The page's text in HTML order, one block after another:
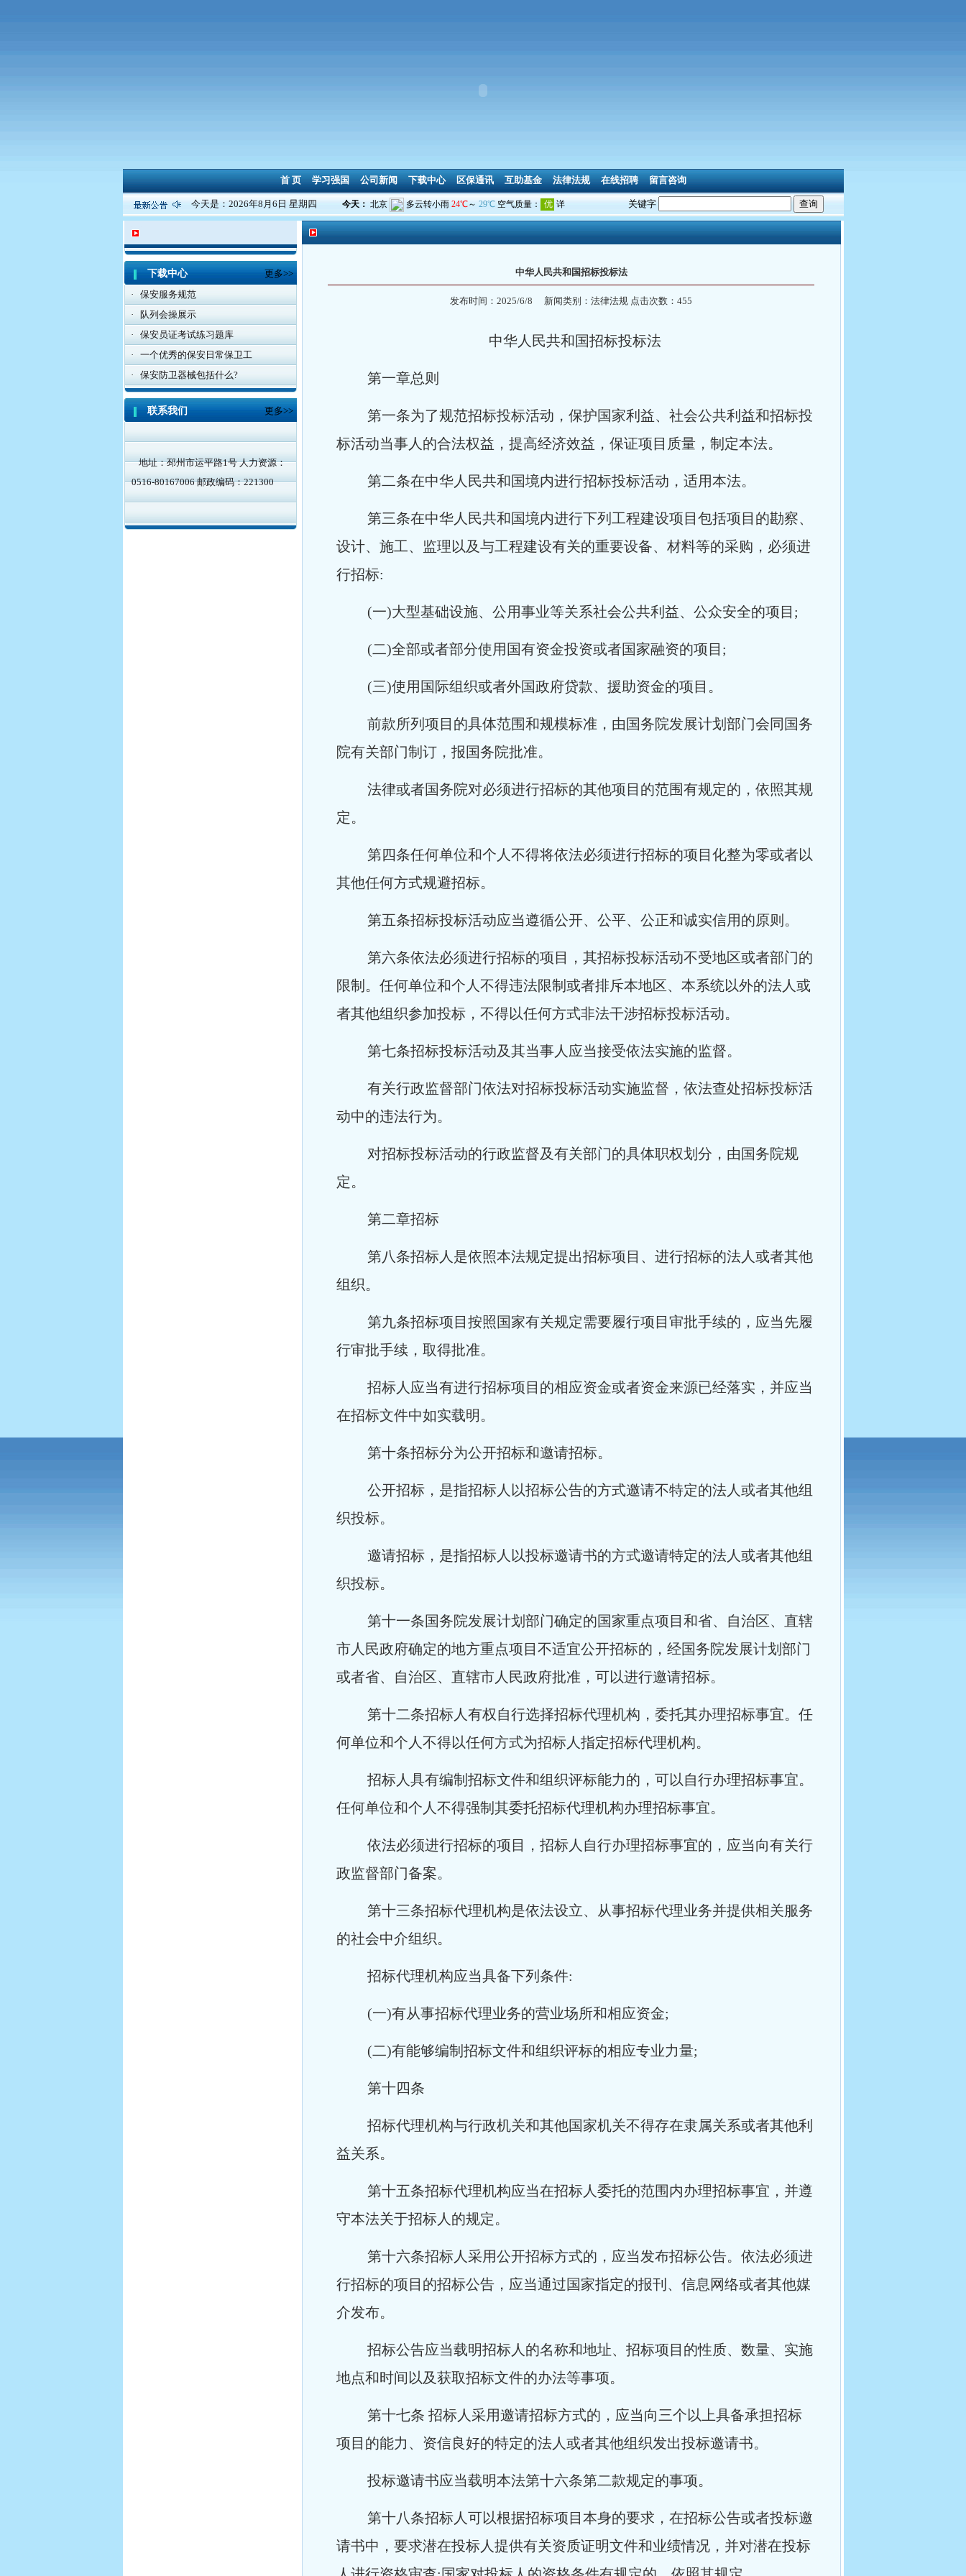
首 页 学习强国 公司新闻 下载中心 区保通讯 互助基金 法律法规 在线招聘 留言咨询
今天是：2026年8月6日 星期四 关键字
下载中心
更多>>
·
保安服务规范
·
队列会操展示
·
保安员证考试练习题库
·
一个优秀的保安日常保卫工
·
保安防卫器械包括什么?
联系我们 更多>>
地址：邳州市运平路1号 人力资源：
0516-80167006 邮政编码：221300
中华人民共和国招标投标法
发布时间：2025/6/8 新闻类别：法律法规 点击次数：455
中华人民共和国招标投标法
第一章总则
第一条为了规范招标投标活动，保护国家利益、社会公共利益和招标投
标活动当事人的合法权益，提高经济效益，保证项目质量，制定本法。
第二条在中华人民共和国境内进行招标投标活动，适用本法。
第三条在中华人民共和国境内进行下列工程建设项目包括项目的勘察、
设计、施工、监理以及与工程建设有关的重要设备、材料等的采购，必须进
行招标:
(一)大型基础设施、公用事业等关系社会公共利益、公众安全的项目;
(二)全部或者部分使用国有资金投资或者国家融资的项目;
(三)使用国际组织或者外国政府贷款、援助资金的项目。
前款所列项目的具体范围和规模标准，由国务院发展计划部门会同国务
院有关部门制订，报国务院批准。
法律或者国务院对必须进行招标的其他项目的范围有规定的，依照其规
定。
第四条任何单位和个人不得将依法必须进行招标的项目化整为零或者以
其他任何方式规避招标。
第五条招标投标活动应当遵循公开、公平、公正和诚实信用的原则。
第六条依法必须进行招标的项目，其招标投标活动不受地区或者部门的
限制。任何单位和个人不得违法限制或者排斥本地区、本系统以外的法人或
者其他组织参加投标，不得以任何方式非法干涉招标投标活动。
第七条招标投标活动及其当事人应当接受依法实施的监督。
有关行政监督部门依法对招标投标活动实施监督，依法查处招标投标活
动中的违法行为。
对招标投标活动的行政监督及有关部门的具体职权划分，由国务院规
定。
第二章招标
第八条招标人是依照本法规定提出招标项目、进行招标的法人或者其他
组织。
第九条招标项目按照国家有关规定需要履行项目审批手续的，应当先履
行审批手续，取得批准。
招标人应当有进行招标项目的相应资金或者资金来源已经落实，并应当
在招标文件中如实载明。
第十条招标分为公开招标和邀请招标。
公开招标，是指招标人以招标公告的方式邀请不特定的法人或者其他组
织投标。
邀请招标，是指招标人以投标邀请书的方式邀请特定的法人或者其他组
织投标。
第十一条国务院发展计划部门确定的国家重点项目和省、自治区、直辖
市人民政府确定的地方重点项目不适宜公开招标的，经国务院发展计划部门
或者省、自治区、直辖市人民政府批准，可以进行邀请招标。
第十二条招标人有权自行选择招标代理机构，委托其办理招标事宜。任
何单位和个人不得以任何方式为招标人指定招标代理机构。
招标人具有编制招标文件和组织评标能力的，可以自行办理招标事宜。
任何单位和个人不得强制其委托招标代理机构办理招标事宜。
依法必须进行招标的项目，招标人自行办理招标事宜的，应当向有关行
政监督部门备案。
第十三条招标代理机构是依法设立、从事招标代理业务并提供相关服务
的社会中介组织。
招标代理机构应当具备下列条件:
(一)有从事招标代理业务的营业场所和相应资金;
(二)有能够编制招标文件和组织评标的相应专业力量;
第十四条
招标代理机构与行政机关和其他国家机关不得存在隶属关系或者其他利
益关系。
第十五条招标代理机构应当在招标人委托的范围内办理招标事宜，并遵
守本法关于招标人的规定。
第十六条招标人采用公开招标方式的，应当发布招标公告。依法必须进
行招标的项目的招标公告，应当通过国家指定的报刊、信息网络或者其他媒
介发布。
招标公告应当载明招标人的名称和地址、招标项目的性质、数量、实施
地点和时间以及获取招标文件的办法等事项。
第十七条 招标人采用邀请招标方式的，应当向三个以上具备承担招标
项目的能力、资信良好的特定的法人或者其他组织发出投标邀请书。
投标邀请书应当载明本法第十六条第二款规定的事项。
第十八条招标人可以根据招标项目本身的要求，在招标公告或者投标邀
请书中，要求潜在投标人提供有关资质证明文件和业绩情况，并对潜在投标